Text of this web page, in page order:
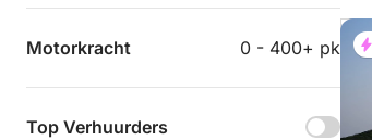
Motorkracht 0 - 400+ pk
Top Verhuurders